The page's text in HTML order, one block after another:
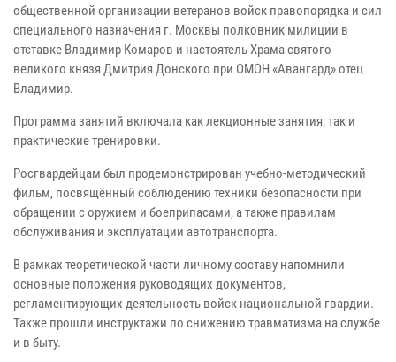
общественной организации ветеранов войск правопорядка и сил
специального назначения г. Москвы полковник милиции в
отставке Владимир Комаров и настоятель Храма святого
великого князя Дмитрия Донского при ОМОН «Авангард» отец
Владимир.
Программа занятий включала как лекционные занятия, так и
практические тренировки.
Росгвардейцам был продемонстрирован учебно-методический
фильм, посвящённый соблюдению техники безопасности при
обращении с оружием и боеприпасами, а также правилам
обслуживания и эксплуатации автотранспорта.
В рамках теоретической части личному составу напомнили
основные положения руководящих документов,
регламентирующих деятельность войск национальной гвардии.
Также прошли инструктажи по снижению травматизма на службе
и в быту.